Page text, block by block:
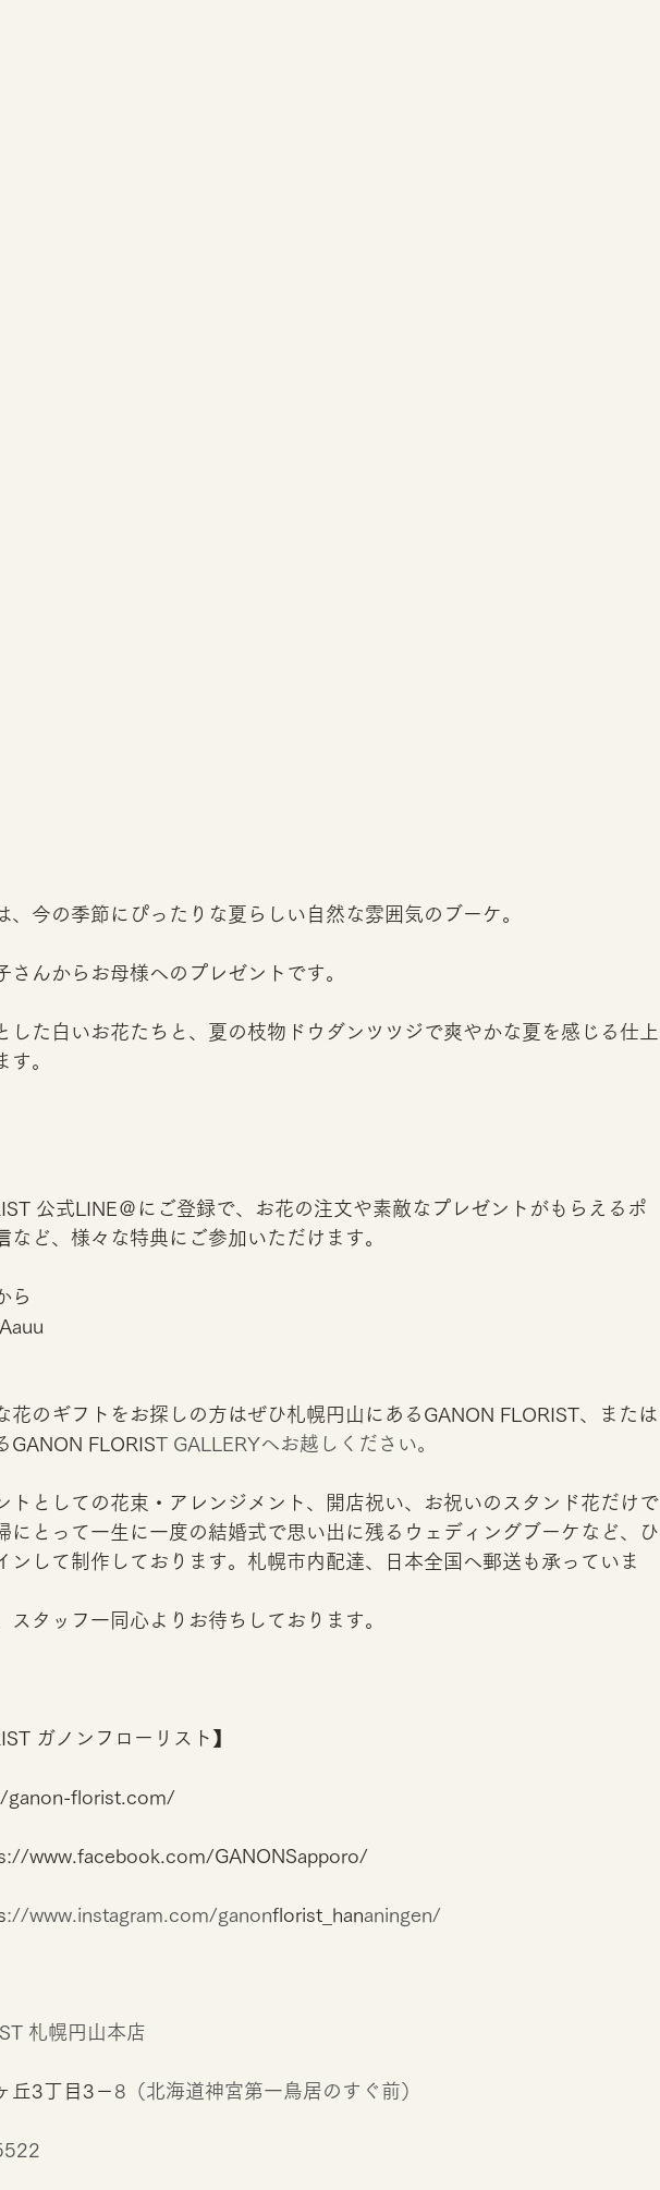
、今の季節にぴったりな夏らしい自然な雰囲気のブーケ。
さんからお母様へのプレゼントです。
した白いお花たちと、夏の枝物ドウダンツツジで爽やかな夏を感じる仕上
す。
公式LINE＠にご登録で、お花の注文や素敵なプレゼントがもらえるポ
など、様々な特典にご参加いただけます。
ら
花のギフトをお探しの方はぜひ札幌円山にあるGANON FLORIST、または
GANON FLORIST GALLERYへお越しください。
トとしての花束・アレンジメント、開店祝い、お祝いのスタンド花だけで
にとって一生に一度の結婚式で思い出に残るウェディングブーケなど、ひ
ンして制作しております。札幌市内配達、日本全国へ郵送も承っていま
スタッフ一同心よりお待ちしております。
ガノンフローリスト】
ganon-florist.com/
www.facebook.com/GANONSapporo/
://www.instagram.com/ganonflorist_hananingen/
札幌円山本店
丘3丁目3－ 8（北海道神宮第一鳥居のすぐ前）